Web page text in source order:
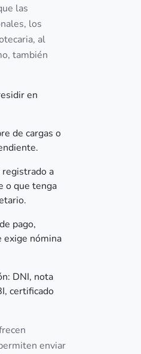
las
los
al
también
en
de cargas o
a
o que tenga
pago,
exige nómina
DNI, nota
certificado
enviar